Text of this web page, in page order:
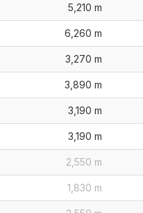
5,210 m
6,260 m
3,270 m
3,890 m
3,190 m
3,190 m
2,550 m
1,830 m